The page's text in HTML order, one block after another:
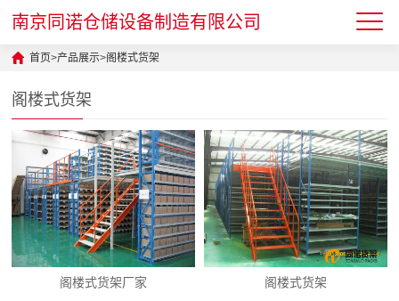
南京同诺仓储设备制造有限公司
首页>产品展示>阁楼式货架
阁楼式货架
阁楼式货架厂家 阁楼式货架